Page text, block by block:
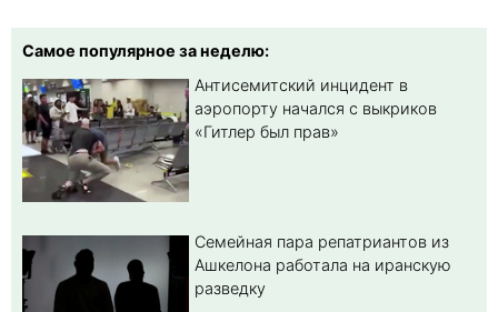
Самое популярное за неделю:
Антисемитский инцидент в
аэропорту начался с выкриков
«Гитлер был прав»
Семейная пара репатриантов из
Ашкелона работала на иранскую
разведку